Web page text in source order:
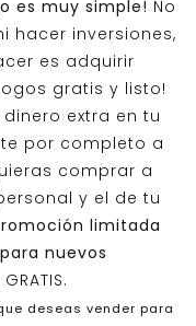
es muy simple! No
hacer inversiones,
es adquirir
gratis y listo!
extra en tu
por completo a
comprar a
y el de tu
limitada
para nuevos
deseas vender para